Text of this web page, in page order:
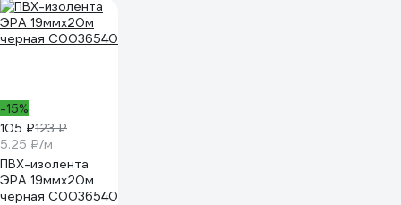
-15%
105 ₽123 ₽
5.25 ₽/м
ПВХ-изолента
ЭРА 19ммх20м
черная C0036540